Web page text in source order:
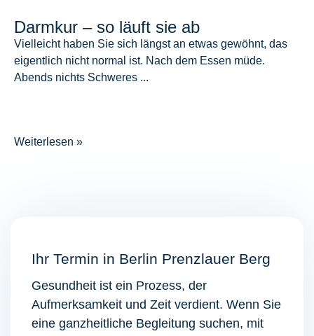
Darmkur – so läuft sie ab
Vielleicht haben Sie sich längst an etwas gewöhnt, das
eigentlich nicht normal ist. Nach dem Essen müde.
Abends nichts Schweres ...
Weiterlesen »
Ihr Termin in Berlin Prenzlauer Berg
Gesundheit ist ein Prozess, der
Aufmerksamkeit und Zeit verdient. Wenn Sie
eine ganzheitliche Begleitung suchen, mit